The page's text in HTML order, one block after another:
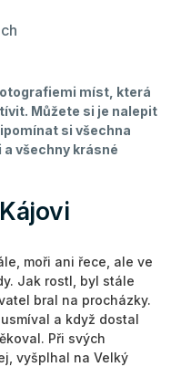
míst, která
Můžete si je nalepit
si všechna
všechny krásné
moři ani řece, ale ve
Jak rostl, byl stále
bral na procházky.
a když dostal
Při svých
vyšplhal na Velký